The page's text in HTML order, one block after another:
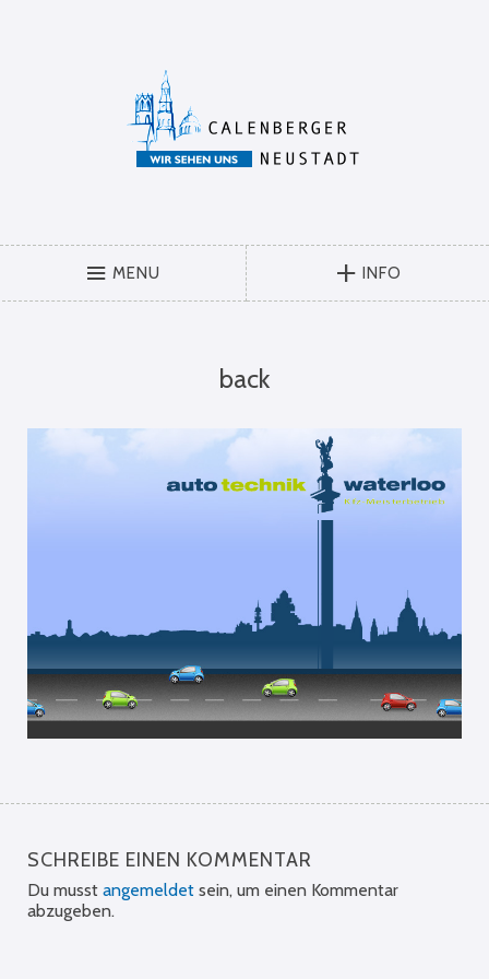
MENU INFO
back
SCHREIBE EINEN KOMMENTAR
Du musst angemeldet sein, um einen Kommentar
abzugeben.